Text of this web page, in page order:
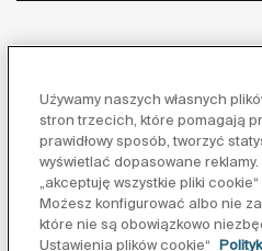
Inspiracja
Używamy naszych własnych
stron trzecich, które pomagają
prawidłowy sposób, tworzyć
wyświetlać dopasowane
„akceptuję wszystkie pliki
Możesz konfigurować albo nie
które nie są obowiązkowo
Ustawienia plików cookie“